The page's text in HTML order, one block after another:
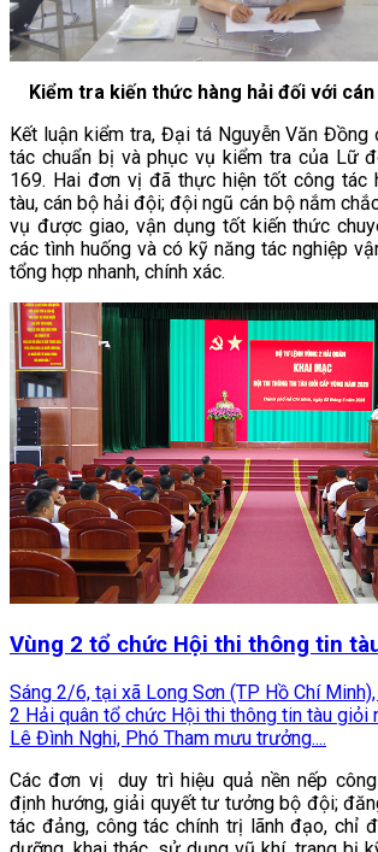
Kiểm tra kiến thức hàng hải đối với
Kết luận kiểm tra, Đại tá Nguyễn Văn Đồng
tác chuẩn bị và phục vụ kiểm tra của Lữ
169. Hai đơn vị đã thực hiện tốt công tác
tàu, cán bộ hải đội; đội ngũ cán bộ nắm
vụ được giao, vận dụng tốt kiến thức
các tình huống và có kỹ năng tác nghiệp
tổng hợp nhanh, chính xác.
Vùng 2 tổ chức Hội thi thông tin
Sáng 2/6, tại xã Long Sơn (TP Hồ Chí
2 Hải quân tổ chức Hội thi thông tin tàu giỏi
Lê Đình Nghi, Phó Tham mưu trưởng....
Các đơn vị duy trì hiệu quả nền nếp
định hướng, giải quyết tư tưởng bộ đội;
tác đảng, công tác chính trị lãnh đạo, chỉ